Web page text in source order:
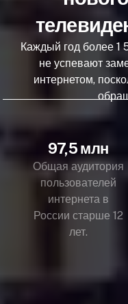
Каждый год более 1
не успевают
интернетом,
97,5 млн
Общая аудитория
пользователей
интернета в
России старше 12
лет.